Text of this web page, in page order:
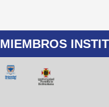
MIEMBROS